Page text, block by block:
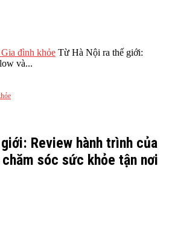
đình khỏe Từ Hà Nội ra thế giới:
và...
Review hành trình của
sóc sức khỏe tận nơi